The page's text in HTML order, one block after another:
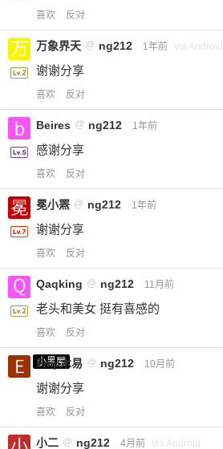
喜欢 反对
万象界天 @ ng212 1年前 via Android
谢谢分享
喜欢 反对
Beires @ ng212 1年前
感谢分享
喜欢 反对
冕小罴 @ ng212 1年前
谢谢分享
喜欢 反对
Qaqking @ ng212 11月前
老头和美女 挺有喜感的
喜欢 反对
小黑屋
Emp木易 @ ng212 10月前
谢谢分享
喜欢 反对
小二 @ ng212 4月前 via Android